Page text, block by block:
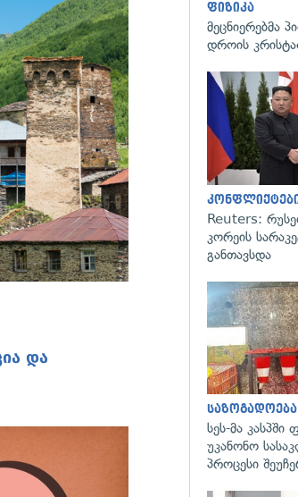
და
ფიზიკა
მეცნიერებმა
დროის
Reuters:
კორეის
განთავსდა
საზოგადოება
სეს-მა კასპში
უკანონო
პროცესი